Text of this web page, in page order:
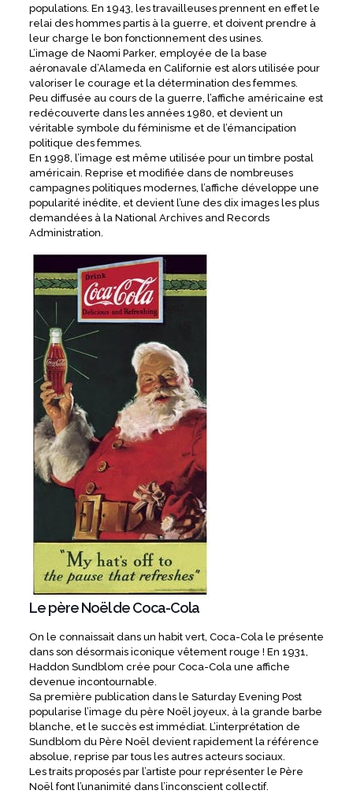
populations. En 1943, les travailleuses prennent en effet le
relai des hommes partis à la guerre, et doivent prendre à
leur charge le bon fonctionnement des usines.
L’image de Naomi Parker, employée de la base
aéronavale d’Alameda en Californie est alors utilisée pour
valoriser le courage et la détermination des femmes.
Peu diffusée au cours de la guerre, l’affiche américaine est
redécouverte dans les années 1980, et devient un
véritable symbole du féminisme et de l’émancipation
politique des femmes.
En 1998, l’image est même utilisée pour un timbre postal
américain. Reprise et modifiée dans de nombreuses
campagnes politiques modernes, l’affiche développe une
popularité inédite, et devient l’une des dix images les plus
demandées à la National Archives and Records
Administration.
Le père Noël de Coca-Cola
On le connaissait dans un habit vert, Coca-Cola le présente
dans son désormais iconique vêtement rouge ! En 1931,
Haddon Sundblom crée pour Coca-Cola une affiche
devenue incontournable.
Sa première publication dans le Saturday Evening Post
popularise l’image du père Noël joyeux, à la grande barbe
blanche, et le succès est immédiat. L’interprétation de
Sundblom du Père Noël devient rapidement la référence
absolue, reprise par tous les autres acteurs sociaux.
Les traits proposés par l’artiste pour représenter le Père
Noël font l’unanimité dans l’inconscient collectif.